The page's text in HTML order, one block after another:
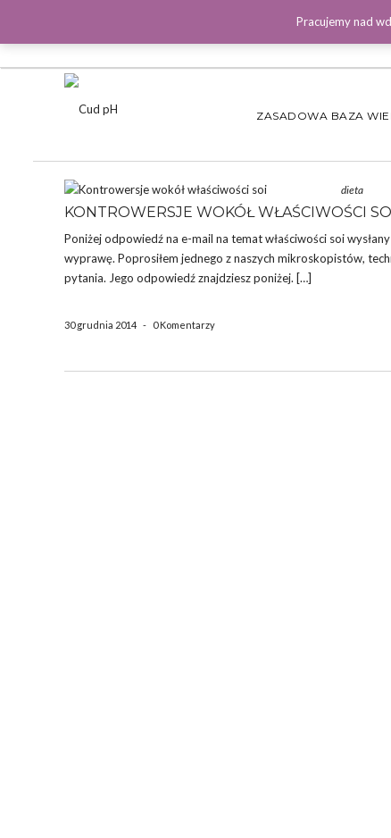
ZASADOWA BAZA
dieta
KONTROWERSJE WOKÓŁ WŁAŚCIWOŚCI
Poniżej odpowiedź na e-mail na temat właściwości soi
wyprawę. Poprosiłem jednego z naszych mikroskopistów,
pytania. Jego odpowiedź znajdziesz poniżej. […]
30 grudnia 2014 - 0 Komentarzy
Pracujemy nad